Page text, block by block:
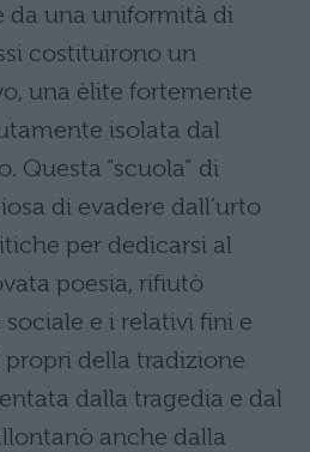
da una uniformità di
costituirono un
una èlite fortemente
isolata dal
Questa “scuola” di
di evadere dall’urto
per dedicarsi al
poesia, rifiutò
e i relativi fini e
della tradizione
dalla tragedia e dal
anche dalla